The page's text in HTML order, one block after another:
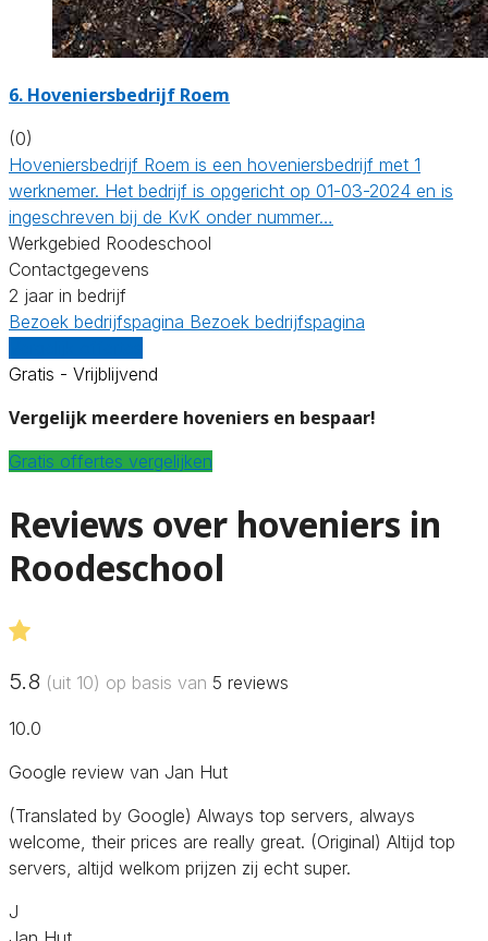
6. Hoveniersbedrijf Roem
(0)
Hoveniersbedrijf Roem is een hoveniersbedrijf met 1
werknemer. Het bedrijf is opgericht op 01-03-2024 en is
ingeschreven bij de KvK onder nummer…
Werkgebied Roodeschool
Contactgegevens
2 jaar in bedrijf
Bezoek bedrijfspagina Bezoek bedrijfspagina
Gratis - Vrijblijvend
Vergelijk meerdere hoveniers en bespaar!
Gratis offertes vergelijken
Reviews over hoveniers in
Roodeschool
5.8 (uit 10) op basis van 5 reviews
10.0
Google review van Jan Hut
(Translated by Google) Always top servers, always
welcome, their prices are really great. (Original) Altijd top
servers, altijd welkom prijzen zij echt super.
J